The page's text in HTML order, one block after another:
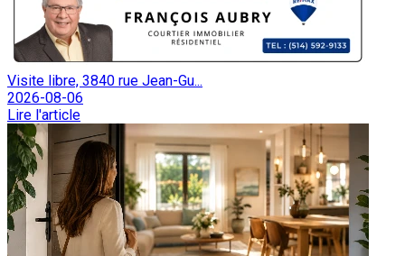
Visite libre, 3840 rue Jean-Gu...
2026-08-06
Lire l'article